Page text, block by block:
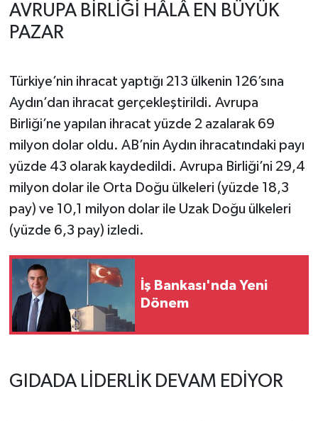
AVRUPA BİRLİĞİ HÂLÂ EN BÜYÜK
PAZAR
Türkiye’nin ihracat yaptığı 213 ülkenin 126’sına
Aydın’dan ihracat gerçekleştirildi. Avrupa
Birliği’ne yapılan ihracat yüzde 2 azalarak 69
milyon dolar oldu. AB’nin Aydın ihracatındaki payı
yüzde 43 olarak kaydedildi. Avrupa Birliği’ni 29,4
milyon dolar ile Orta Doğu ülkeleri (yüzde 18,3
pay) ve 10,1 milyon dolar ile Uzak Doğu ülkeleri
(yüzde 6,3 pay) izledi.
İş Bankası'nda Yeni
Dönem
GIDADA LİDERLİK DEVAM EDİYOR